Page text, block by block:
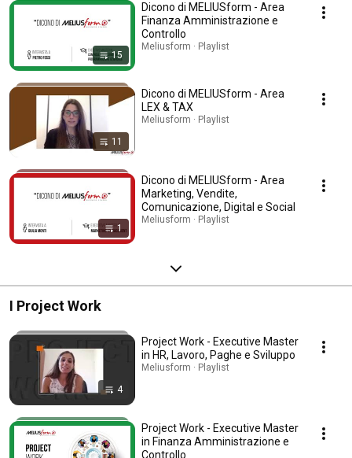
15
Dicono di MELIUSform - Area
Finanza Amministrazione e
Controllo
Meliusform · Playlist
11
Dicono di MELIUSform - Area
LEX & TAX
Meliusform · Playlist
1
Dicono di MELIUSform - Area
Marketing, Vendite,
Comunicazione, Digital e Social
Meliusform · Playlist
I Project Work
4
Project Work - Executive Master
in HR, Lavoro, Paghe e Sviluppo
Meliusform · Playlist
Project Work - Executive Master
in Finanza Amministrazione e
Controllo